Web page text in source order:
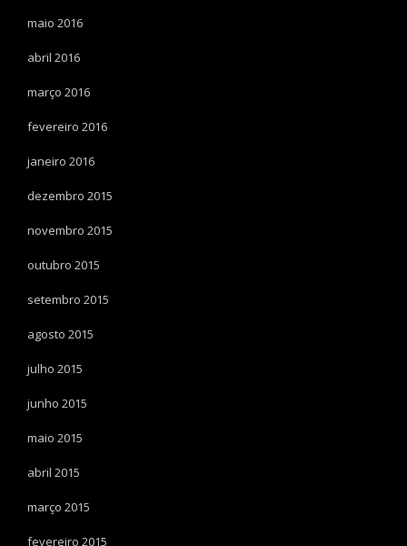
maio 2016
abril 2016
março 2016
fevereiro 2016
janeiro 2016
dezembro 2015
novembro 2015
outubro 2015
setembro 2015
agosto 2015
julho 2015
junho 2015
maio 2015
abril 2015
março 2015
fevereiro 2015